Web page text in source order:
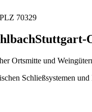
PLZ 70329
Stuttgart-
Ortsmitte und
Schließsystemen